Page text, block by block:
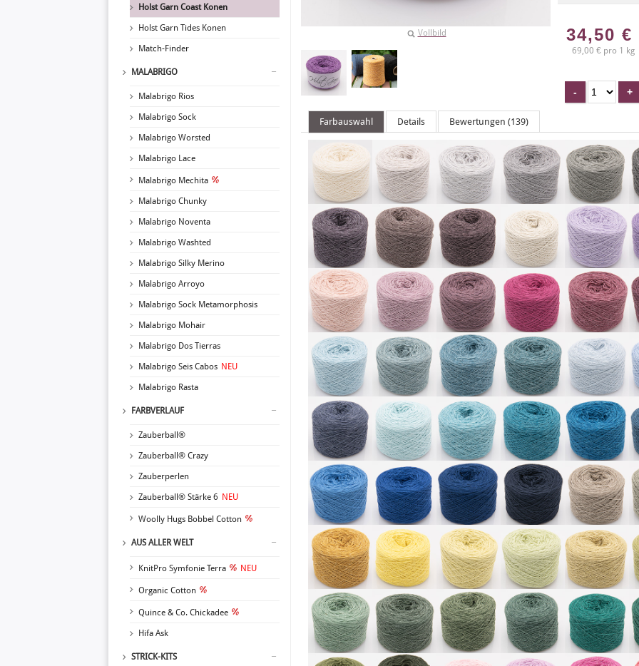
Holst Garn Coast Konen
Holst Garn Tides Konen
Match-Finder
MALABRIGO
Malabrigo Rios
Malabrigo Sock
Malabrigo Worsted
Malabrigo Lace
Malabrigo Mechita
Malabrigo Chunky
Malabrigo Noventa
Malabrigo Washted
Malabrigo Silky Merino
Malabrigo Arroyo
Malabrigo Sock Metamorphosis
Malabrigo Mohair
Malabrigo Dos Tierras
Malabrigo Seis Cabos NEU
Malabrigo Rasta
FARBVERLAUF
Zauberball®
Zauberball® Crazy
Zauberperlen
Zauberball® Stärke 6 NEU
Woolly Hugs Bobbel Cotton
AUS ALLER WELT
KnitPro Symfonie Terra NEU
Organic Cotton
Quince & Co. Chickadee
Hifa Ask
STRICK-KITS
Vollbild 34,50 €
69,00 € pro 1 kg
Farbauswahl Details Bewertungen (139)